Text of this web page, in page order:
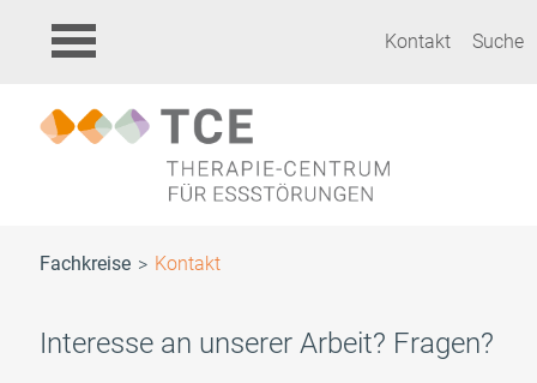
Kontakt Suche
Fachkreise Kontakt
Interesse an unserer Arbeit? Fragen?